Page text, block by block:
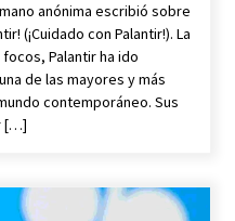
del gobierno
fundamental
del golpe de Estado
anónima escribió sobre
(¡Cuidado con Palantir!). La
Palantir ha ido
de las mayores y más
contemporáneo. Sus
[…]